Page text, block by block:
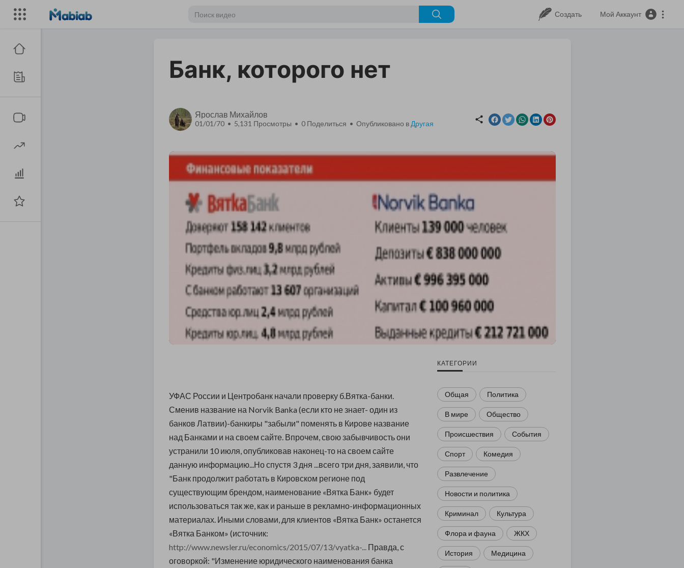
Создать Мой Аккаунт
Банк, которого нет
Ярослав Михайлов
01/01/70 • 5,131 Просмотры • 0 Поделиться • Опубликовано в Другая
УФАС России и Центробанк начали проверку б.Вятка-банки.
Сменив название на Norvik Banka (если кто не знает- один из
банков Латвии)-банкиры "забыли" поменять в Кирове название
над Банками и на своем сайте. Впрочем, свою забывчивость они
устранили 10 июля, опубликовав наконец-то на своем сайте
данную информацию...Но спустя 3 дня ...всего три дня, заявили, что
"Банк продолжит работать в Кировском регионе под
существующим брендом, наименование «Вятка Банк» будет
использоваться так же, как и раньше в рекламно-информационных
материалах. Иными словами, для клиентов «Вятка Банк» останется
«Вятка Банком» (источник:
http://www.newsler.ru/economics/2015/07/13/vyatka-... Правда, с
оговоркой: "Изменение юридического наименования банка
КАТЕГОРИИ
Общая Политика
В мире Общество
Происшествия События
Спорт Комедия
Развлечение
Новости и политика
Криминал Культура
Флора и фауна ЖКХ
История Медицина